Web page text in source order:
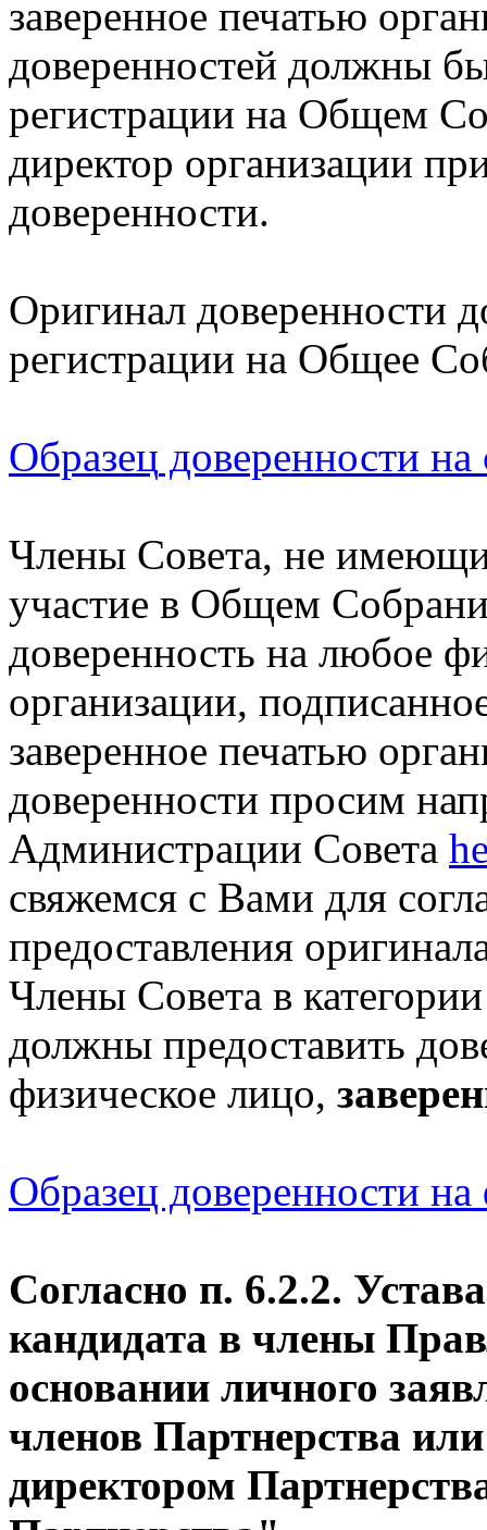
заверенное печатью
доверенностей должны
регистрации на Общем
директор организации
доверенности.
Оригинал доверенности
регистрации на Общее
Образец​ доверенности на
Члены Совета, не
участие в Общем
доверенность на любое
организации,
заверенное печатью
доверенности просим
Администрации Совета
свяжемся с Вами для
предоставления
Члены Совета в
должны предоставить
физическое лицо, з
Образец доверенности
Согласно п. 6.2.2.
кандидата в члены
основании личного
членов Партнерства
директором